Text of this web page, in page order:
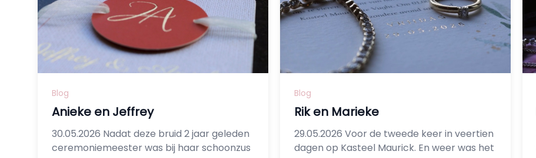
Blog
Anieke en Jeffrey
30.05.2026 Nadat deze bruid 2 jaar geleden
ceremoniemeester was bij haar schoonzus
Blog
Rik en Marieke
29.05.2026 Voor de tweede keer in veertien
dagen op Kasteel Maurick. En weer was het